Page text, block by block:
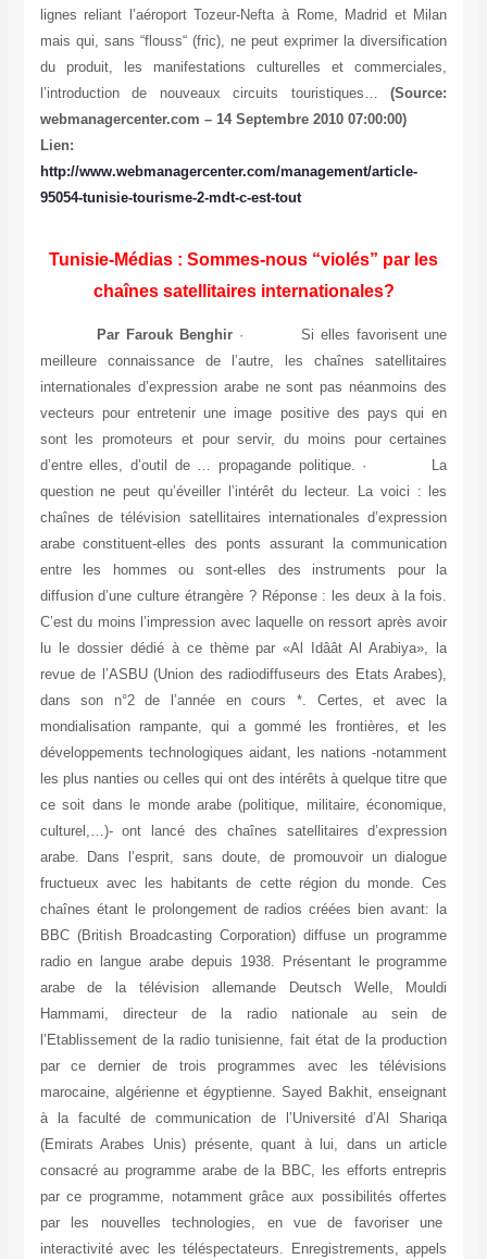
lignes reliant l’aéroport Tozeur-Nefta à Rome, Madrid et Milan
mais qui, sans “flouss“ (fric), ne peut exprimer la diversification
du produit, les manifestations culturelles et commerciales,
l’introduction de nouveaux circuits touristiques…(Source:
webmanagercenter.com – 14 Septembre 2010 07:00:00)
Lien:
http://www.webmanagercenter.com/management/article-
95054-tunisie-tourisme-2-mdt-c-est-tout
Tunisie-Médias : Sommes-nous “violés” par les
chaînes satellitaires internationales?
Par Farouk Benghir · Si elles favorisent une
meilleure connaissance de l’autre, les chaînes satellitaires
internationales d’expression arabe ne sont pas néanmoins des
vecteurs pour entretenir une image positive des pays qui en
sont les promoteurs et pour servir, du moins pour certaines
d’entre elles, d’outil de … propagande politique. · La
question ne peut qu’éveiller l’intérêt du lecteur. La voici : les
chaînes de télévision satellitaires internationales d’expression
arabe constituent-elles des ponts assurant la communication
entre les hommes ou sont-elles des instruments pour la
diffusion d’une culture étrangère ? Réponse : les deux à la fois.
C’est du moins l’impression avec laquelle on ressort après avoir
lu le dossier dédié à ce thème par «Al Idâât Al Arabiya», la
revue de l’ASBU (Union des radiodiffuseurs des Etats Arabes),
dans son n°2 de l’année en cours *. Certes, et avec la
mondialisation rampante, qui a gommé les frontières, et les
développements technologiques aidant, les nations -notamment
les plus nanties ou celles qui ont des intérêts à quelque titre que
ce soit dans le monde arabe (politique, militaire, économique,
culturel,…)- ont lancé des chaînes satellitaires d’expression
arabe. Dans l’esprit, sans doute, de promouvoir un dialogue
fructueux avec les habitants de cette région du monde. Ces
chaînes étant le prolongement de radios créées bien avant: la
BBC (British Broadcasting Corporation) diffuse un programme
radio en langue arabe depuis 1938. Présentant le programme
arabe de la télévision allemande Deutsch Welle, Mouldi
Hammami, directeur de la radio nationale au sein de
l’Etablissement de la radio tunisienne, fait état de la production
par ce dernier de trois programmes avec les télévisions
marocaine, algérienne et égyptienne. Sayed Bakhit, enseignant
à la faculté de communication de l’Université d’Al Shariqa
(Emirats Arabes Unis) présente, quant à lui, dans un article
consacré au programme arabe de la BBC, les efforts entrepris
par ce programme, notamment grâce aux possibilités offertes
par les nouvelles technologies, en vue de favoriser une
interactivité avec les téléspectateurs. Enregistrements, appels